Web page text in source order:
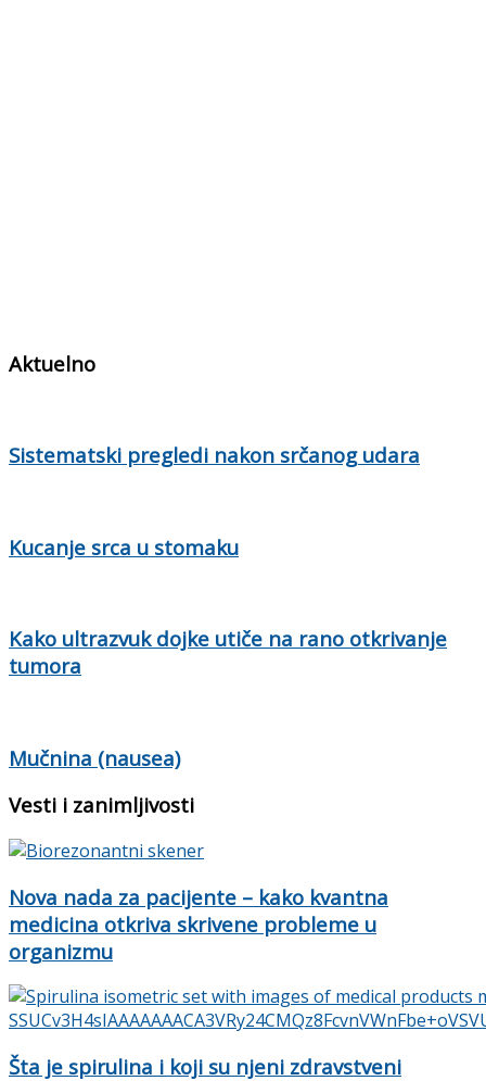
Aktuelno
Sistematski pregledi nakon srčanog udara
Kucanje srca u stomaku
Kako ultrazvuk dojke utiče na rano otkrivanje
tumora
Mučnina (nausea)
Vesti i zanimljivosti
Nova nada za pacijente – kako kvantna
medicina otkriva skrivene probleme u
organizmu
Šta je spirulina i koji su njeni zdravstveni